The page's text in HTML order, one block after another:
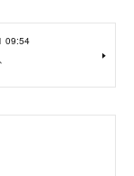
09:54